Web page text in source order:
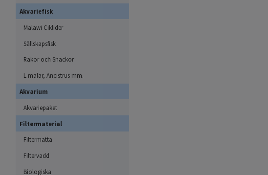
Akvariefisk
Malawi Ciklider
Sällskapsfisk
Räkor och Snäckor
L-malar, Ancistrus mm.
Akvarium
Akvariepaket
Filtermaterial
Filtermatta
Filtervadd
Biologiska